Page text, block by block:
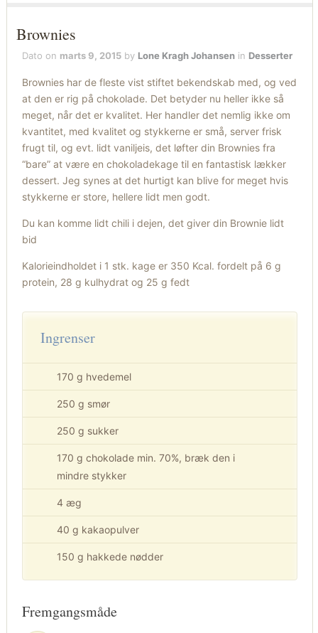
Brownies
Dato on marts 9, 2015 by Lone Kragh Johansen in Desserter
Brownies har de fleste vist stiftet bekendskab med, og ved
at den er rig på chokolade. Det betyder nu heller ikke så
meget, når det er kvalitet. Her handler det nemlig ikke om
kvantitet, med kvalitet og stykkerne er små, server frisk
frugt til, og evt. lidt vaniljeis, det løfter din Brownies fra
“bare” at være en chokoladekage til en fantastisk lækker
dessert. Jeg synes at det hurtigt kan blive for meget hvis
stykkerne er store, hellere lidt men godt.
Du kan komme lidt chili i dejen, det giver din Brownie lidt
bid
Kalorieindholdet i 1 stk. kage er 350 Kcal. fordelt på 6 g
protein, 28 g kulhydrat og 25 g fedt
Ingrenser
170 g hvedemel
250 g smør
250 g sukker
170 g chokolade min. 70%, bræk den i
mindre stykker
4 æg
40 g kakaopulver
150 g hakkede nødder
Fremgangsmåde